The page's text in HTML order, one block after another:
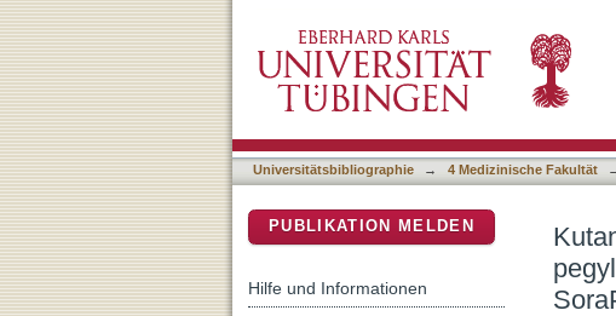
Kutane Nebenwirkungen der
2b bei metastasiertem
Universitätsbibliographie → 4 Medizinische Fakultät
PUBLIKATION MELDEN
Hilfe und Informationen